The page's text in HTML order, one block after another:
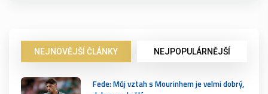
NEJNOVĚJŠÍ ČLÁNKY NEJPOPULÁRNĚJŠÍ
Fede: Můj vztah s Mourinhem je velmi dobrý,